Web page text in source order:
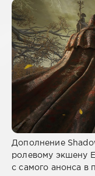
Дополнение
ролевому экшену
с самого анонса в